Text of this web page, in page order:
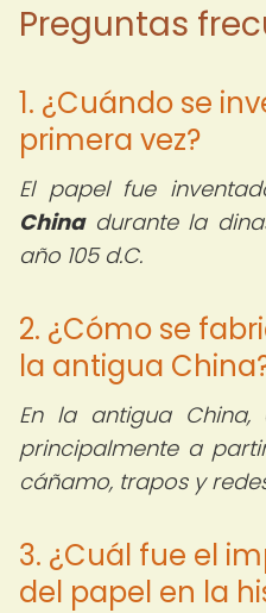
Preguntas
1. ¿Cuándo se
primera vez?
El papel fue
Chinadurante la
año 105 d.C.
2. ¿Cómo se
la antigua
En la antigua
principalmente a
cáñamo, trapos y
3. ¿Cuál fue el
del papel en la